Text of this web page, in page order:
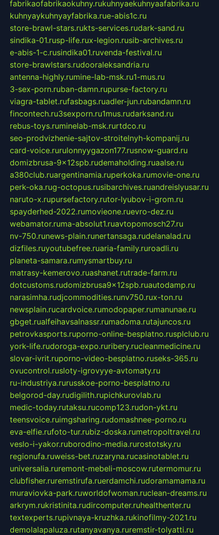
fabrikaofabrikaokuhny.rukuhnyaekuhnyaafabrika.ru
kuhnyaykuhnyayfabrika.rue-abis1c.ru
store-brawl-stars.rukts-services.rudark-sand.ru
sindika-01.rusp-life.rux-legion.rusib-archives.ru
e-abis-1-c.rusindika01.ruvenda-festival.ru
store-brawlstars.rudooraleksandria.ru
antenna-highly.rumine-lab-msk.ru1-mus.ru
3-sex-porn.ruban-damn.rupurse-factory.ru
viagra-tablet.rufasbags.ruadler-jun.rubandamn.ru
fincontech.ru3sexporn.ru1mus.rudarksand.ru
rebus-toys.ruminelab-msk.rurtdco.ru
seo-prodvizhenie-sajtov-stroitelnyh-kompanij.ru
card-voice.rurulonnyygazon177.rusnow-guard.ru
domizbrusa-9x12spb.rudemaholding.ruaalse.ru
a380club.ruargentinamia.ruperkoka.rumovie-one.ru
perk-oka.rug-octopus.rusibarchives.ruandreislyusar.ru
naruto-x.rupursefactory.rutor-lyubov-i-grom.ru
spayderhed-2022.rumovieone.ruevro-dez.ru
webamator.ruma-absolut1.ruavtopomosch27.ru
nv-750.runews-plain.runertansaga.rudelanalad.ru
dizfiles.ruyoutubefree.ruaria-family.ruroadli.ru
planeta-samara.rumysmartbuy.ru
matrasy-kemerovo.ruashanet.rutrade-farm.ru
dotcustoms.rudomizbrusa9x12spb.ruautodamp.ru
narasimha.rudjcommodities.runv750.rux-ton.ru
newsplain.rucardvoice.rumodopaper.rumanunae.ru
gbget.rualfeihavsalnassr.rumadoma.rutajuncos.ru
petrovkasports.ruporno-online-besplatno.rusplclub.ru
york-life.rudoroga-expo.ruribery.rucleanmedicine.ru
slovar-ivrit.ruporno-video-besplatno.ruseks-365.ru
ovucontrol.rusloty-igrovyye-avtomaty.ru
ru-industriya.rurusskoe-porno-besplatno.ru
belgorod-day.rudigilith.rupichkurovlab.ru
medic-today.rutaksu.rucomp123.rudon-ykt.ru
teensvoice.ruimgsharing.rudomashnee-porno.ru
eva-elfie.rufoto-tur.rubiz-doska.rumetropoltravel.ru
veslo-i-yakor.ruborodino-media.rurostotsky.ru
regionufa.ruweiss-bet.ruzaryna.rucasinotablet.ru
universalia.ruremont-mebeli-moscow.rutermomur.ru
clubfisher.ruremstirufa.ruerdamchi.rudoramamama.ru
muraviovka-park.ruworldofwoman.ruclean-dreams.ru
arkrym.rukristinita.rudircomputer.ruhealthenter.ru
textexperts.rupivnaya-kruzhka.rukinofilmy-2021.ru
demolalapaluza.rutanyavanya.ruremstir-tolyatti.ru